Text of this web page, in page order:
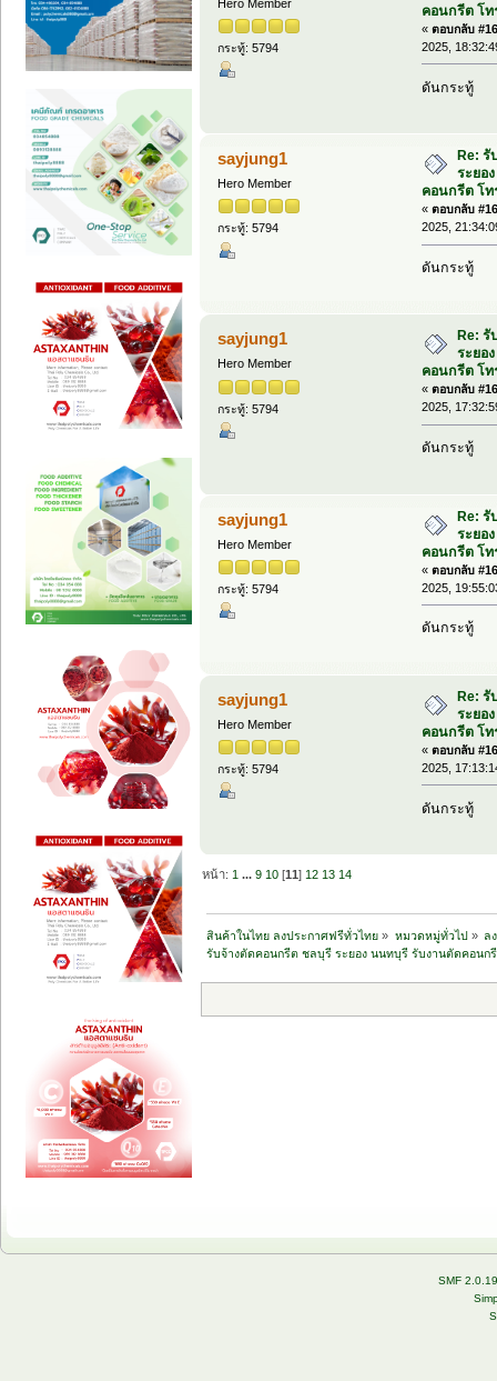
Hero Member
กระทู้: 5794
คอนกรีต โท
« ตอบกลับ
2025,
ดันกระทู้
sayjung1
Hero Member
กระทู้: 5794
Re:
ระยอ
คอนกรีต โท
« ตอบกลับ
2025,
ดันกระทู้
sayjung1
Hero Member
กระทู้: 5794
Re:
ระยอ
คอนกรีต โท
« ตอบกลับ
2025,
ดันกระทู้
sayjung1
Hero Member
กระทู้: 5794
Re: รั
ระยอ
คอนกรีต โท
« ตอบกลับ
2025,
ดันกระทู้
sayjung1
Hero Member
กระทู้: 5794
Re: รั
ระยอ
คอนกรีต โท
« ตอบกลับ
2025,
ดันกระทู้
หน้า: 1 ...9 10 [11] 12 13 14
สินค้าในไทย ลงประกาศฟรีทั่วไทย » หมวดหมู่ทั่วไป» ล
รับจ้างตัดคอนกรีต ชลบุรี ระยอง นนทบุรี รับงานตัดคอนก
SMF 2.0.19